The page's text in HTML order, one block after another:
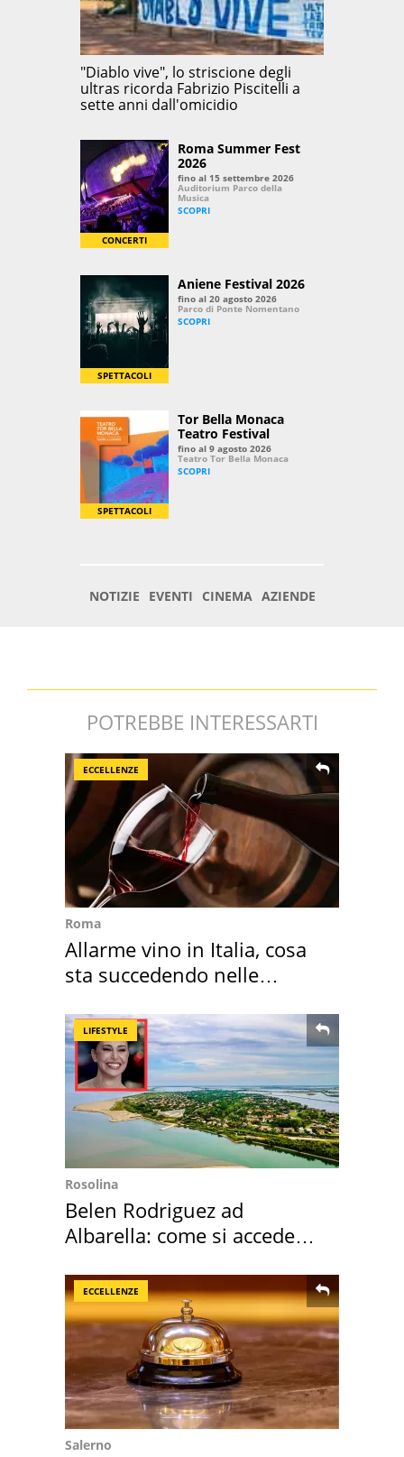
POTREBBE INTERESSARTI
ECCELLENZE
Roma
Allarme vino in Italia, cosa
sta succedendo nelle
LIFESTYLE
Rosolina
Belen Rodriguez ad
Albarella: come si accede
ECCELLENZE
Salerno